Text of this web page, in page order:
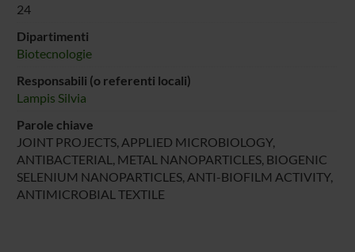
24
Dipartimenti
Biotecnologie
Responsabili (o referenti locali)
Lampis Silvia
Parole chiave
JOINT PROJECTS, APPLIED MICROBIOLOGY,
ANTIBACTERIAL, METAL NANOPARTICLES, BIOGENIC
SELENIUM NANOPARTICLES, ANTI-BIOFILM ACTIVITY,
ANTIMICROBIAL TEXTILE